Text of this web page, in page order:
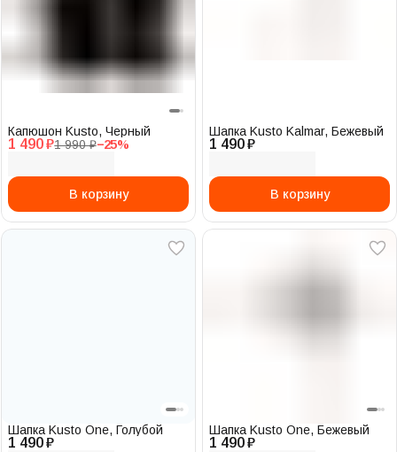
1 490 ₽1 990 ₽−25%
Капюшон Kusto, Черный
В корзину
1 490 ₽
Шапка Kusto Kalmar, Бежевый
В корзину
1 490 ₽
Шапка Kusto One, Голубой
1 490 ₽
Шапка Kusto One, Бежевый